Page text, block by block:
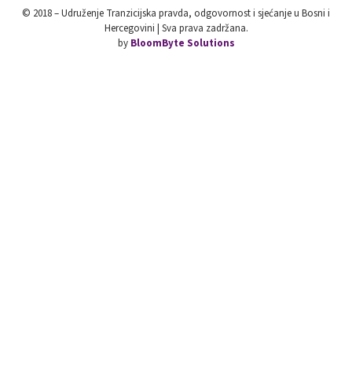
© 2018 – Udruženje Tranzicijska pravda, odgovornost i sjećanje u Bosni i
Hercegovini | Sva prava zadržana.
by BloomByte Solutions